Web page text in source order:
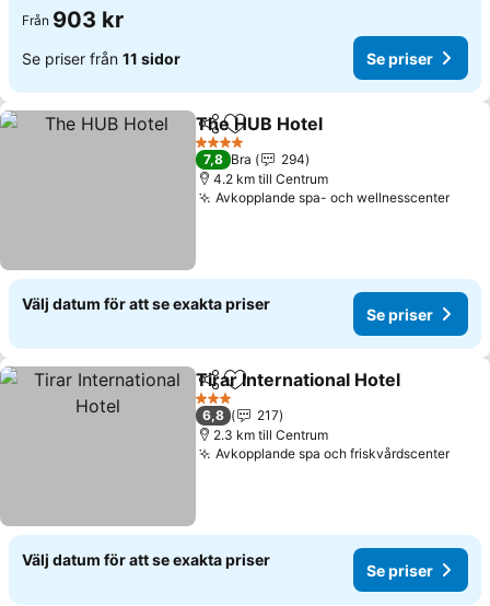
Från 903 kr
Se priser från 11 sidor Se priser
Dela Lägg till i Mina Favoriter
The HUB Hotel
4 Stjärnor
7,8 Bra
294
4.2 km till Centrum
Avkopplande spa- och wellnesscenter
Välj datum för att se exakta priser
Se priser
Dela Lägg till i Mina Favoriter
Tirar International Hotel
3 Stjärnor
6,8
217
2.3 km till Centrum
Avkopplande spa och friskvårdscenter
Välj datum för att se exakta priser
Se priser